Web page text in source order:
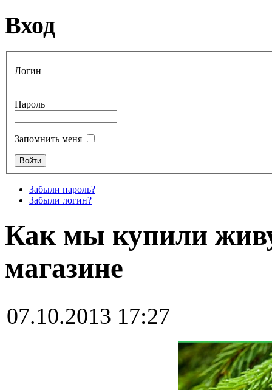
Вход
Логин
Пароль
Запомнить меня
Забыли пароль?
Забыли логин?
Как мы купили
магазине
07.10.2013 17:27